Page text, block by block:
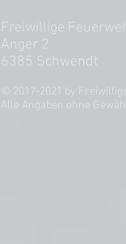
Freiwillige
Anger 2
6385 Schwendt
© 2017-2021 by
Alle Angaben ohne